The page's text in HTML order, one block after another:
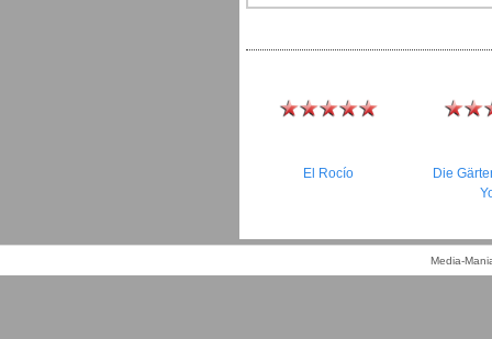
El Rocío
Die
Media-